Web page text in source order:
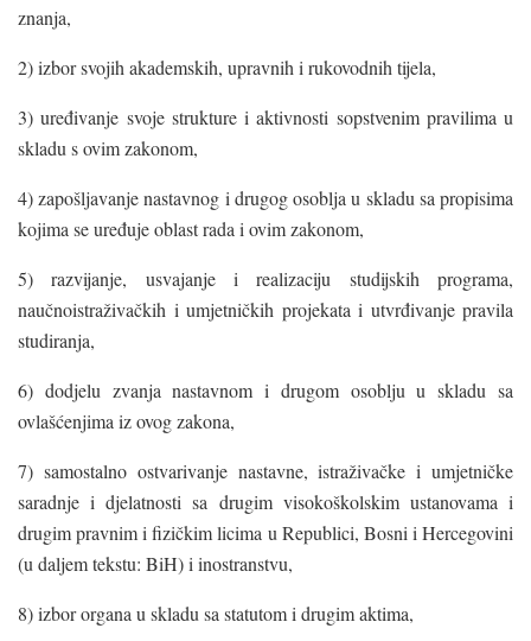
znanja,
2) izbor svojih akademskih, upravnih i rukovodnih tijela,
3) uređivanje svoje strukture i aktivnosti sopstvenim pravilima u
skladu s ovim zakonom,
4) zapošljavanje nastavnog i drugog osoblja u skladu sa propisima
kojima se uređuje oblast rada i ovim zakonom,
5) razvijanje, usvajanje i realizaciju studijskih programa,
naučnoistraživačkih i umjetničkih projekata i utvrđivanje pravila
studiranja,
6) dodjelu zvanja nastavnom i drugom osoblju u skladu sa
ovlašćenjima iz ovog zakona,
7) samostalno ostvarivanje nastavne, istraživačke i umjetničke
saradnje i djelatnosti sa drugim visokoškolskim ustanovama i
drugim pravnim i fizičkim licima u Republici, Bosni i Hercegovini
(u daljem tekstu: BiH) i inostranstvu,
8) izbor organa u skladu sa statutom i drugim aktima,